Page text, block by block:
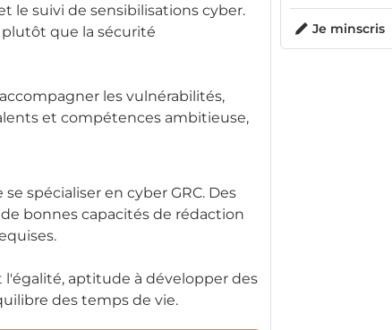
le suivi de sensibilisations cyber.
plutôt que la sécurité
les vulnérabilités,
et compétences ambitieuse,
spécialiser en cyber GRC. Des
bonnes capacités de rédaction
aptitude à développer des
des temps de vie.
Je minscris